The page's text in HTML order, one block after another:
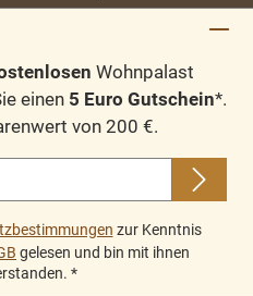
Wohnpalast
einen 5 Euro Gutschein*.
von 200 €.
zur Kenntnis
gelesen und bin mit ihnen
*